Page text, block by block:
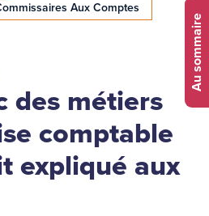
Au sommaire
Aux Comptes
des métiers
comptable
expliqué aux